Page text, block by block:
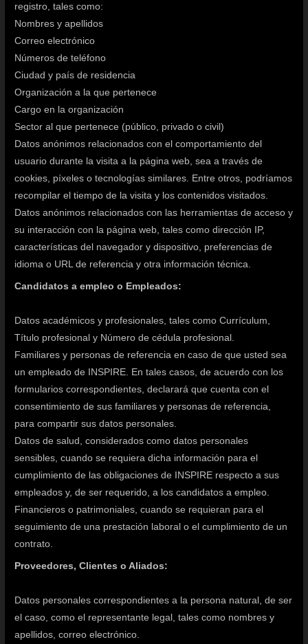
registro, tales como:
Nombres y apellidos
Correo electrónico
Números de teléfono
Ciudad y país de residencia
Organización a la que pertenece
Cargo en la organización
Sector al que pertenece (público, privado o civil)
Datos anónimos relacionados con el comportamiento del
usuario durante la visita a la página web, sea a través de
cookies, píxeles o tecnologías similares. Entre otros, podríamos
recompilar el tiempo de la visita y los contenidos visitados.
Datos anónimos relacionados con las herramientas de acceso y
su interacción con la página web, tales como dirección IP,
características del navegador y dispositivo, preferencias de
idioma o URL de referencia y otra información técnica.
Candidatos a empleo o Empleados:
Datos académicos y profesionales, tales como Currículum,
Título profesional y Número de cédula profesional.
Familiares y personas de referencia en caso de que usted sea
un empleado de INSPIRE. En tales casos, de acuerdo con los
formularios correspondientes, declarará que cuenta con el
consentimiento de sus familiares y personas de referencia,
para compartir sus datos personales.
Datos de salud, considerados como datos personales
sensibles, cuando se requiera dicha información para el
cumplimiento de las obligaciones de INSPIRE respecto a sus
empleados y, de ser requerido, a los candidatos a empleo.
Financieros o patrimoniales, cuando se requieran para el
seguimiento de una prestación laboral o el cumplimiento de un
contrato.
Proveedores, Clientes o Aliados:
Datos personales correspondientes a la persona natural, de ser
el caso, como el representante legal, tales como nombres y
apellidos, correo electrónico.